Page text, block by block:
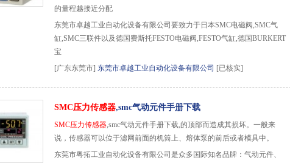
的量程越接近分配
东莞市卓越工业自动化设备有限公司要致力于日本SMC电磁阀,SMC气
缸,SMC三联件以及德国费斯托FESTO电磁阀,FESTO气缸,德国BURKERT
宝
[广东东莞市] 东莞市卓越工业自动化设备有限公司 [已核实]
SMC压力传感器,smc气动元件手册下载
SMC压力传感器,smc气动元件手册下载,的顶部而造成其损坏。一般来
说，传感器可以位于滤网前面的机筒上、熔体泵的前后或者模具中。
东莞市粤拓工业自动化设备有限公司是众多国际知名品牌：气动元件、